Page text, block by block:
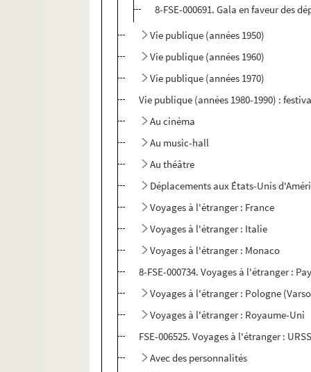
8-FSE-000691. Gala en faveur des
Vie publique (années 1950)
Vie publique (années 1960)
Vie publique (années 1970)
Vie publique (années 1980-1990) :
Au cinéma
Au music-hall
Au théâtre
Déplacements aux États-Unis
Voyages à l'étranger : France
Voyages à l'étranger : Italie
Voyages à l'étranger : Monaco
8-FSE-000734. Voyages à l'étranger :
Voyages à l'étranger : Pologne
Voyages à l'étranger : Royaume-Uni
FSE-006525. Voyages à l'étranger :
Avec des personnalités